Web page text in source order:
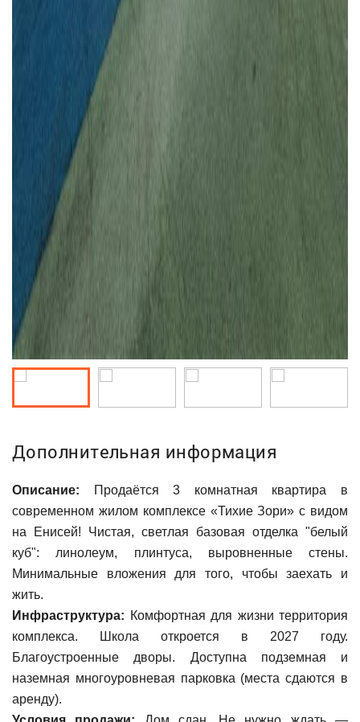
Дополнительная информация
Описание: Продаётся 3 комнатная квартира в
современном жилом комплексе «Тихие Зори» с видом
на Енисей! Чистая, светлая базовая отделка "белый
куб": линолеум, плинтуса, выровненные стены.
Минимальные вложения для того, чтобы заехать и
жить.
Инфраструктура: Комфортная для жизни территория
комплекса. Школа откроется в 2027 году.
Благоустроенные дворы. Доступна подземная и
наземная многоуровневая парковка (места сдаются в
аренду).